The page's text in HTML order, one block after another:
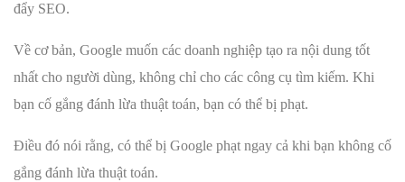
đẩy SEO.
Về cơ bản, Google muốn các doanh nghiệp tạo ra nội dung tốt
nhất cho người dùng, không chỉ cho các công cụ tìm kiếm. Khi
bạn cố gắng đánh lừa thuật toán, bạn có thể bị phạt.
Điều đó nói rằng, có thể bị Google phạt ngay cả khi bạn không cố
gắng đánh lừa thuật toán.